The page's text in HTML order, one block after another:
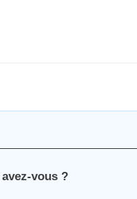
vous ?